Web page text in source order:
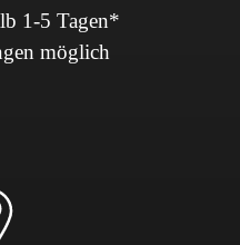
1-5 Tagen*
möglich